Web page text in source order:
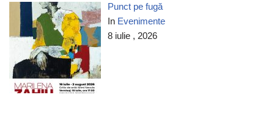
Punct pe fugă
In Evenimente
8 iulie , 2026